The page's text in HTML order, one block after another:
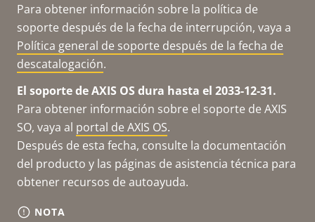
Para obtener información sobre la política de
soporte después de la fecha de interrupción, vaya a
Política general de soporte después de la fecha de
descatalogación.
El soporte de AXIS OS dura hasta el 2033-12-31.
Para obtener información sobre el soporte de AXIS
SO, vaya al portal de AXIS OS.
Después de esta fecha, consulte la documentación
del producto y las páginas de asistencia técnica para
obtener recursos de autoayuda.
NOTA